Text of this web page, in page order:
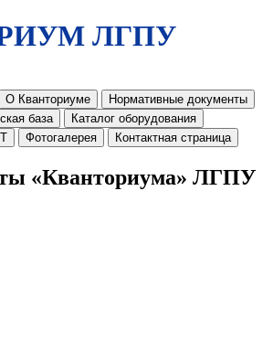
ЛГПУ
О Кванториуме
Нормативные документы
база
Каталог оборудования
Фотогалерея Контактная страница
«Кванториума» ЛГПУ